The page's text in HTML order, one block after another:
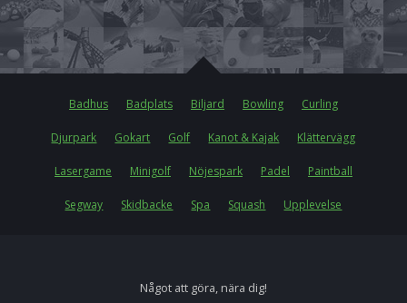
Badhus Badplats Biljard Bowling Curling
Djurpark Gokart Golf Kanot & Kajak Klättervägg
Lasergame Minigolf Nöjespark Padel Paintball
Segway Skidbacke Spa Squash Upplevelse
Något att göra, nära dig!